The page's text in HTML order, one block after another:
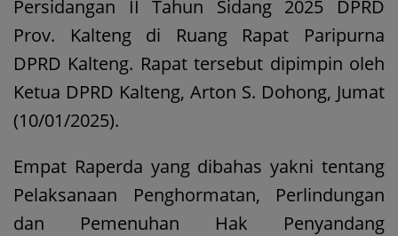
Persidangan II Tahun Sidang 2025 DPRD
Prov. Kalteng di Ruang Rapat Paripurna
DPRD Kalteng. Rapat tersebut dipimpin oleh
Ketua DPRD Kalteng, Arton S. Dohong, Jumat
(10/01/2025).
Empat Raperda yang dibahas yakni tentang
Pelaksanaan Penghormatan, Perlindungan
dan Pemenuhan Hak Penyandang